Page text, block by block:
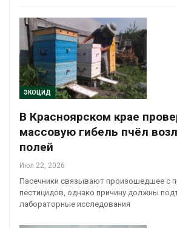
ЭКОЦИД
В Красноярском крае
массовую гибель пчёл
полей
Июл 22, 2026
Пасечники связывают произошедшее с
пестицидов, однако причину должны
лабораторные исследования